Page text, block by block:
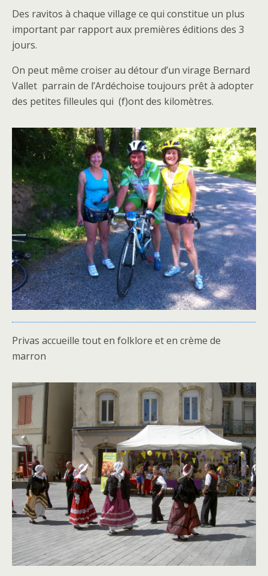
Des ravitos à chaque village ce qui constitue un plus
important par rapport aux premières éditions des 3
jours.
On peut même croiser au détour d’un virage Bernard
Vallet parrain de l’Ardéchoise toujours prêt à adopter
des petites filleules qui (f)ont des kilomètres.
Privas accueille tout en folklore et en crème de
marron